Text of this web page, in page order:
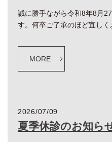
誠に勝手ながら令和8年8月
す。何卒ご了承のほど宜しく
MORE
2026/07/09
夏季休診のお知ら